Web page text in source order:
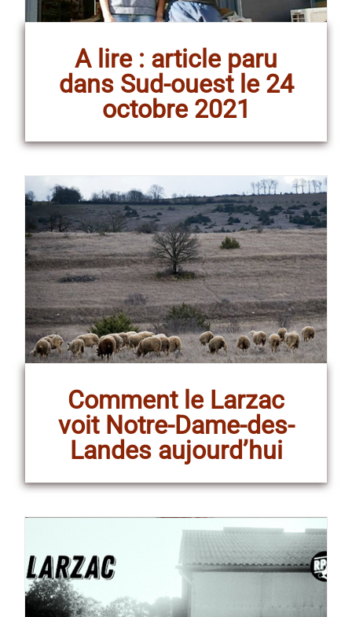
A lire : article paru
dans Sud-ouest le 24
octobre 2021
Comment le Larzac
voit Notre-Dame-des-
Landes aujourd’hui